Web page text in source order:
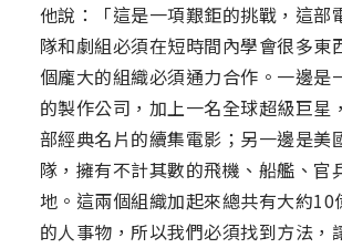
他說：「這是一項艱鉅的挑戰，這部
隊和劇組必須在短時間內學會很多東
個龐大的組織必須通力合作。一邊是
的製作公司，加上一名全球超級巨星
部經典名片的續集電影；另一邊是美
隊，擁有不計其數的飛機、船艦、官
地。這兩個組織加起來總共有大約10
的人事物，所以我們必須找到方法，